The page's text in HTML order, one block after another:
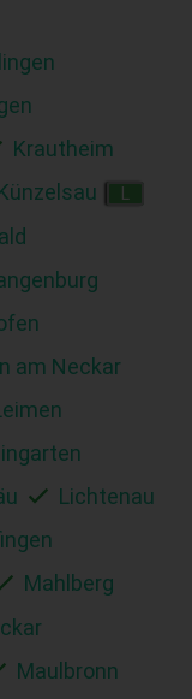
Krautheim
am Neckar
Lichtenau
Mahlberg
Maulbronn